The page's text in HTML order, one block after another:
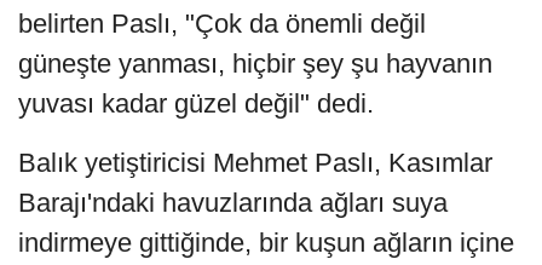
belirten Paslı, "Çok da önemli değil
güneşte yanması, hiçbir şey şu hayvanın
yuvası kadar güzel değil" dedi.
Balık yetiştiricisi Mehmet Paslı, Kasımlar
Barajı'ndaki havuzlarında ağları suya
indirmeye gittiğinde, bir kuşun ağların içine